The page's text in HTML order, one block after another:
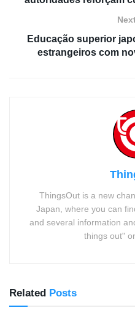
Educação superior
estrangeiros com
ThingsOut is a new
Japan, where you can
and several information
things out"
Related Posts